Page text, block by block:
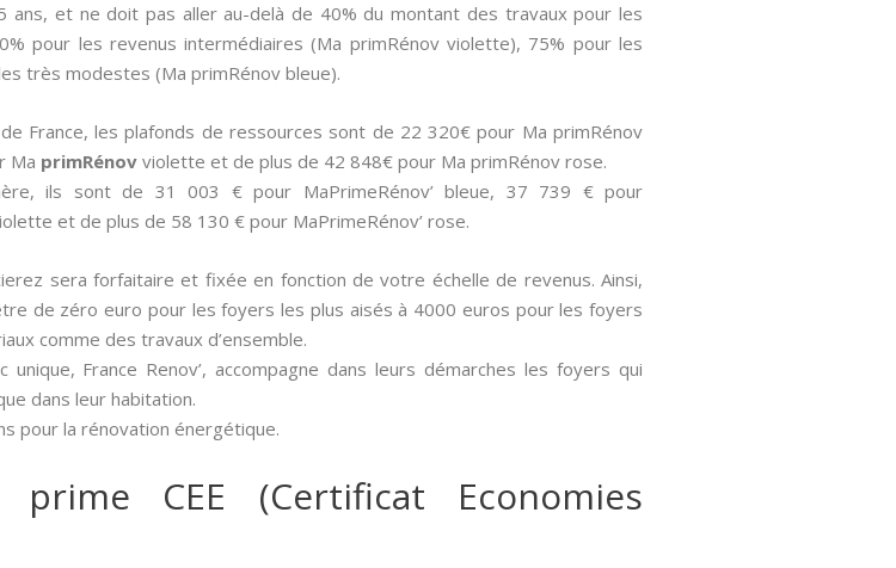
ans, et ne doit pas aller au-delà de 40% du montant des travaux pour les
pour les revenus intermédiaires (Ma primRénov violette), 75% pour les
très modestes (Ma primRénov bleue).
France, les plafonds de ressources sont de 22 320€ pour Ma primRénov
Ma primRénov violette et de plus de 42 848€ pour Ma primRénov rose.
ils sont de 31 003 € pour MaPrimeRénov’ bleue, 37 739 € pour
et de plus de 58 130 € pour MaPrimeRénov’ rose.
sera forfaitaire et fixée en fonction de votre échelle de revenus. Ainsi,
de zéro euro pour les foyers les plus aisés à 4000 euros pour les foyers
comme des travaux d’ensemble.
France Renov’, accompagne dans leurs démarches les foyers qui
dans leur habitation.
pour la rénovation énergétique.
CEE (Certificat Economies